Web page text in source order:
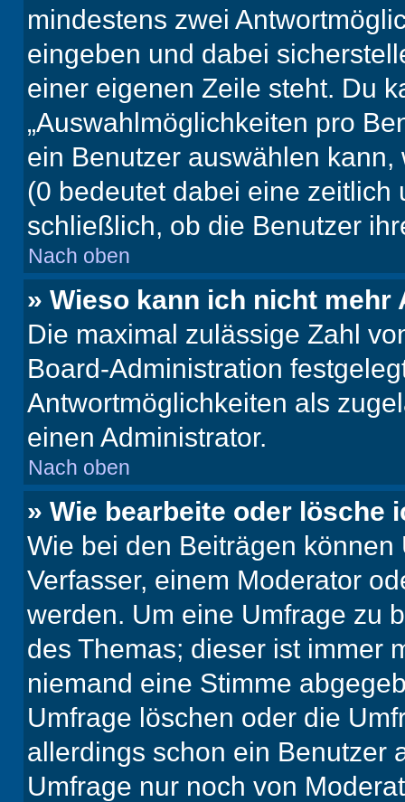
mindestens zwei
eingeben und dabei
einer eigenen Zeile steht. Du
„Auswahlmöglichkeiten pro
ein Benutzer auswählen
(0 bedeutet dabei eine zeitlich
schließlich, ob die Benutzer
Nach oben
» Wieso kann ich nicht
Die maximal zulässige Zahl
Board-Administration
Antwortmöglichkeiten als
einen Administrator.
Nach oben
» Wie bearbeite oder lösche
Wie bei den Beiträgen
Verfasser, einem Moderator
werden. Um eine Umfrage zu
des Themas; dieser ist immer
niemand eine Stimme
Umfrage löschen oder die
allerdings schon ein Benutzer
Umfrage nur noch von